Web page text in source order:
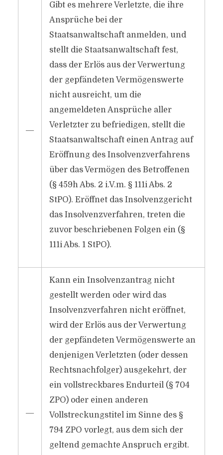
―
Gibt es mehrere Verletzte, die ihre
Ansprüche bei der
Staatsanwaltschaft anmelden, und
stellt die Staatsanwaltschaft fest,
dass der Erlös aus der Verwertung
der gepfändeten Vermögenswerte
nicht ausreicht, um die
angemeldeten Ansprüche aller
Verletzter zu befriedigen, stellt die
Staatsanwaltschaft einen Antrag auf
Eröffnung des Insolvenzverfahrens
über das Vermögen des Betroffenen
(§ 459h Abs. 2 i.V.m. § 111i Abs. 2
StPO). Eröffnet das Insolvenzgericht
das Insolvenzverfahren, treten die
zuvor beschriebenen Folgen ein (§
111i Abs. 1 StPO).
―
Kann ein Insolvenzantrag nicht
gestellt werden oder wird das
Insolvenzverfahren nicht eröffnet,
wird der Erlös aus der Verwertung
der gepfändeten Vermögenswerte an
denjenigen Verletzten (oder dessen
Rechtsnachfolger) ausgekehrt, der
ein vollstreckbares Endurteil (§ 704
ZPO) oder einen anderen
Vollstreckungstitel im Sinne des §
794 ZPO vorlegt, aus dem sich der
geltend gemachte Anspruch ergibt.